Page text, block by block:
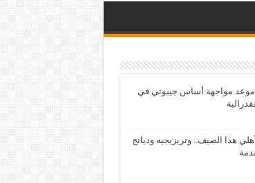
موعد مواجهة أساس جيبوتي في
عن الأهلي هذا الصيف.. وتريزيجيه وديانج